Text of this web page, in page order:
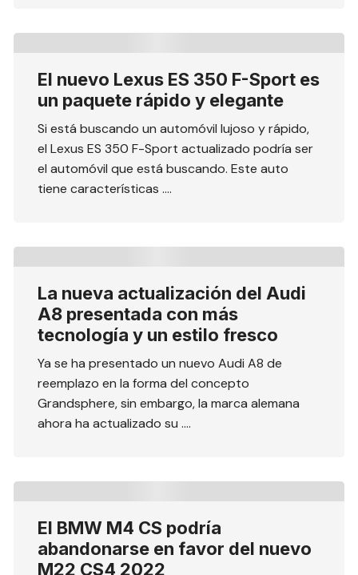
El nuevo Lexus ES 350 F-Sport es
un paquete rápido y elegante
Si está buscando un automóvil lujoso y rápido,
el Lexus ES 350 F-Sport actualizado podría ser
el automóvil que está buscando. Este auto
tiene características ….
La nueva actualización del Audi
A8 presentada con más
tecnología y un estilo fresco
Ya se ha presentado un nuevo Audi A8 de
reemplazo en la forma del concepto
Grandsphere, sin embargo, la marca alemana
ahora ha actualizado su ….
El BMW M4 CS podría
abandonarse en favor del nuevo
M22 CS4 2022